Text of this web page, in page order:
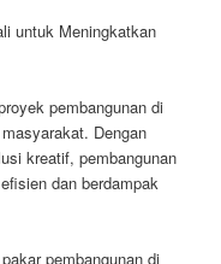
untuk Meningkatkan
pembangunan di
Dengan
kreatif, pembangunan
dan berdampak
pembangunan di